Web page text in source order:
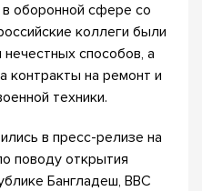
оборонной сфере со
коллеги были
способов, а
контракты на ремонт и
техники.
в пресс-релизе на
поводу открытия
Бангладеш, ВВС